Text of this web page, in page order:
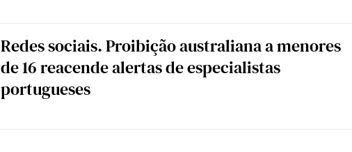
Redes sociais. Proibição australiana a menores
de 16 reacende alertas de especialistas
portugueses